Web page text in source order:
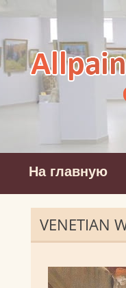
На главную